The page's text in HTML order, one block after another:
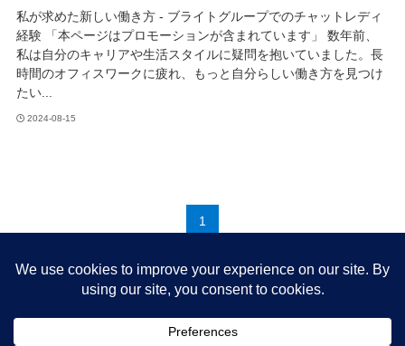
私が求めた新しい働き方 - ブライトグループでのチャットレディ
経験 「本ページはプロモーションが含まれています」 数年前、
私は自分のキャリアや生活スタイルに疑問を抱いていました。長
時間のオフィスワークに疲れ、もっと自分らしい働き方を見つけ
たい...
2024-08-15
1